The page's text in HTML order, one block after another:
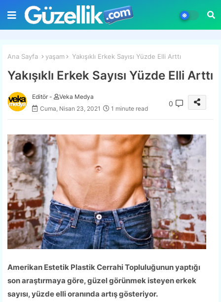
Ana Sayfa yaşam Yakışıklı Erkek Sayısı Yüzde Elli Arttı
Yakışıklı Erkek Sayısı Yüzde Elli Arttı
Editör -
Veka Medya
Cuma, Nisan 23, 2021
1 minute read
0
Amerikan Estetik Plastik Cerrahi Topluluğunun yaptığı
son araştırmaya göre, güzel görünmek isteyen erkek
sayısı, yüzde elli oranında artış gösteriyor.